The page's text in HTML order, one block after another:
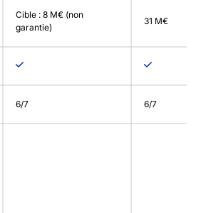
Cible : 8 M€ (non
garantie)
31 M€
6/7 6/7